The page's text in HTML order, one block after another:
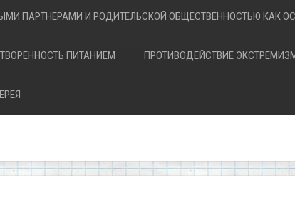
ПАРТНЕРАМИ И РОДИТЕЛЬСКОЙ ОБЩЕСТВЕННОСТЬЮ КАК
ПИТАНИЕМ ПРОТИВОДЕЙСТВИЕ